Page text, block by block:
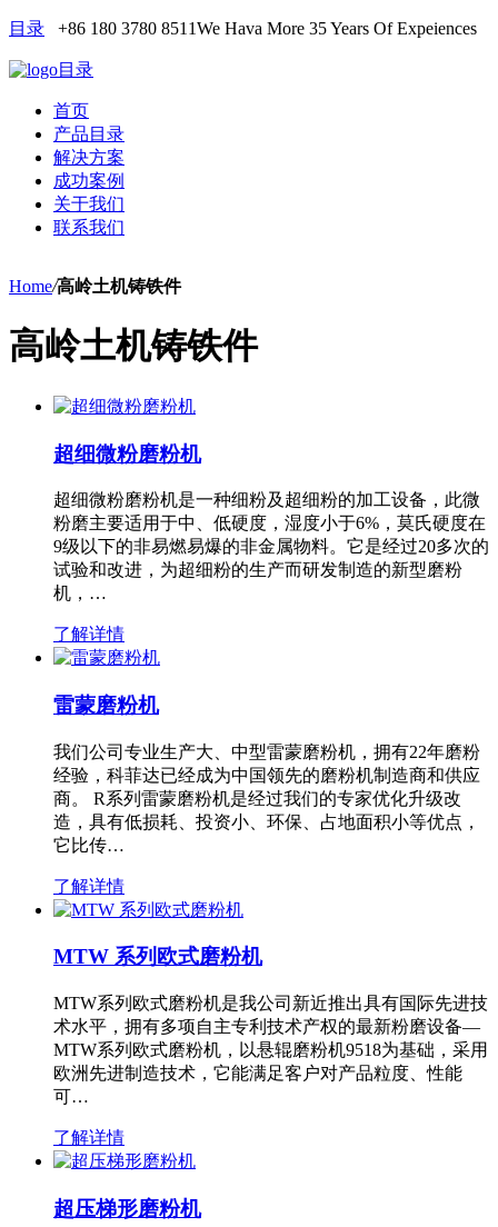
目录 +86 180 3780 8511We Hava More 35 Years Of Expeiences
目录
首页
产品目录
解决方案
成功案例
关于我们
联系我们
Home/高岭土机铸铁件
高岭土机铸铁件
超细微粉磨粉机
超细微粉磨粉机是一种细粉及超细粉的加工设备，此微
粉磨主要适用于中、低硬度，湿度小于6%，莫氏硬度在
9级以下的非易燃易爆的非金属物料。它是经过20多次的
试验和改进，为超细粉的生产而研发制造的新型磨粉
机，…
了解详情
雷蒙磨粉机
我们公司专业生产大、中型雷蒙磨粉机，拥有22年磨粉
经验，科菲达已经成为中国领先的磨粉机制造商和供应
商。 R系列雷蒙磨粉机是经过我们的专家优化升级改
造，具有低损耗、投资小、环保、占地面积小等优点，
它比传…
了解详情
MTW 系列欧式磨粉机
MTW系列欧式磨粉机是我公司新近推出具有国际先进技
术水平，拥有多项自主专利技术产权的最新粉磨设备—
MTW系列欧式磨粉机，以悬辊磨粉机9518为基础，采用
欧洲先进制造技术，它能满足客户对产品粒度、性能
可…
了解详情
超压梯形磨粉机